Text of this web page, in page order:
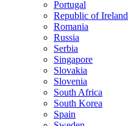
Portugal
Republic of Ireland
Romania
Russia
Serbia
Singapore
Slovakia
Slovenia
South Africa
South Korea
Spain